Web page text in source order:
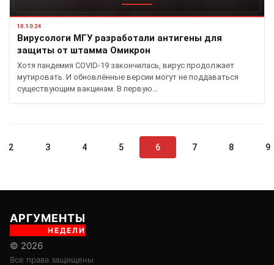
10.10.24
Вирусологи МГУ разработали антигены для
защиты от штамма Омикрон
Хотя пандемия COVID-19 закончилась, вирус продолжает
мутировать. И обновлённые версии могут не поддаваться
существующим вакцинам. В первую…
2 3 4 5 6 7 8 9
АРГУМЕНТЫ
НЕДЕЛИ
© 2026
Все права защищены